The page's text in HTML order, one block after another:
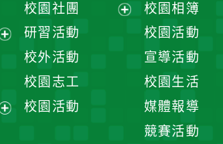
校園社團
研習活動
校外活動
校園志工
校園活動
校園相簿
校園活動
宣導活動
校園生活
媒體報導
競賽活動